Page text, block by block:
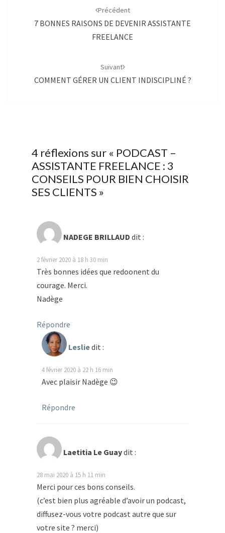
Précédent
7 BONNES RAISONS DE DEVENIR ASSISTANTE
FREELANCE
Suivant
COMMENT GÉRER UN CLIENT INDISCIPLINÉ ?
4 réflexions sur « PODCAST –
ASSISTANTE FREELANCE : 3
CONSEILS POUR BIEN CHOISIR
SES CLIENTS »
NADEGE BRILLAUD dit :
2 février 2020 à 18 h 30 min
Très bonnes idées que redoonent du
courage. Merci.
Nadège
Répondre
Lesliedit :
4 février 2020 à 22 h 16 min
Avec plaisir Nadège 😉
Répondre
Laetitia Le Guaydit :
28 mai 2020 à 15 h 11 min
Merci pour ces bons conseils.
(c’est bien plus agréable d’avoir un podcast,
diffusez-vous votre podcast autre que sur
votre site ? merci)